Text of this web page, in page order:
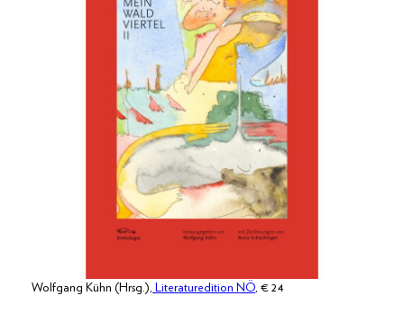
Wolfgang Kühn (Hrsg.), Literaturedition NÖ, € 24